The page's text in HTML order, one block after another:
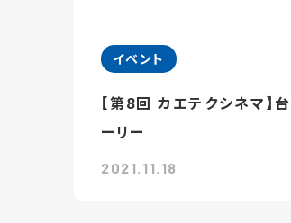
イベント
【第8回 カエテクシネマ】
ーリー
2021.11.18